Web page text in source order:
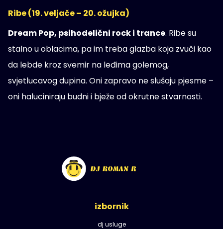
Ribe (19. veljače – 20. ožujka)
Dream Pop, psihodelični rock i trance. Ribe su
stalno u oblacima, pa im treba glazba koja zvuči kao
da lebde kroz svemir na leđima golemog,
svjetlucavog dupina. Oni zapravo ne slušaju pjesme –
oni haluciniraju budni i bježe od okrutne stvarnosti.
izbornik
dj usluge